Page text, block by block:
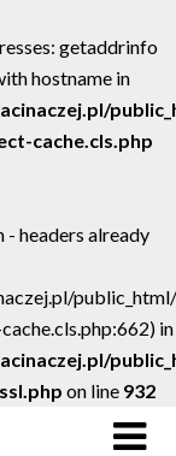
getaddrinfo
hostname in
cache.cls.php
headers already
in
on line 932